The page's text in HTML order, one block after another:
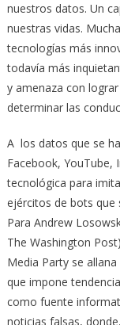
nuestros datos. Un
nuestras vidas.
tecnologías más
todavía más
y amenaza con
determinar las
A los datos que se
Facebook,
tecnológica para
ejércitos de bots que
Para Andrew
The Washington
Media Party se
que impone
como fuente
noticias falsas,